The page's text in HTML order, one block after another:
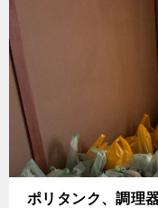
ポリタンク、調理